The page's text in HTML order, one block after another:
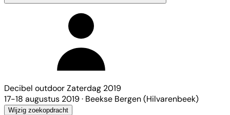
Decibel outdoor Zaterdag 2019
17-18 augustus 2019· Beekse Bergen (Hilvarenbeek)
Wijzig zoekopdracht